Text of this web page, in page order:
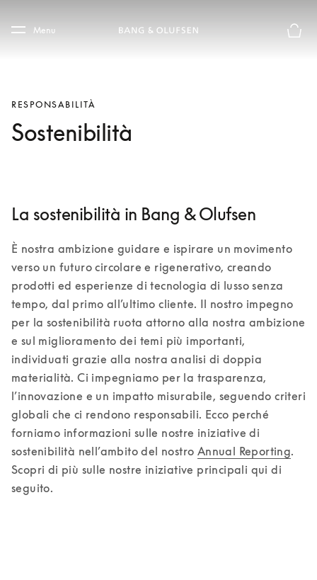
Skip to main footer
Menu
RESPONSABILITÀ
Sostenibilità
La sostenibilità in Bang & Olufsen
È nostra ambizione guidare e ispirare un movimento
verso un futuro circolare e rigenerativo, creando
prodotti ed esperienze di tecnologia di lusso senza
tempo, dal primo all’ultimo cliente. Il nostro impegno
per la sostenibilità ruota attorno alla nostra ambizione
e sul miglioramento dei temi più importanti,
individuati grazie alla nostra analisi di doppia
materialità. Ci impegniamo per la trasparenza,
l’innovazione e un impatto misurabile, seguendo criteri
globali che ci rendono responsabili. Ecco perché
forniamo informazioni sulle nostre iniziative di
sostenibilità nell’ambito del nostro Annual Reporting.
Scopri di più sulle nostre iniziative principali qui di
seguito.